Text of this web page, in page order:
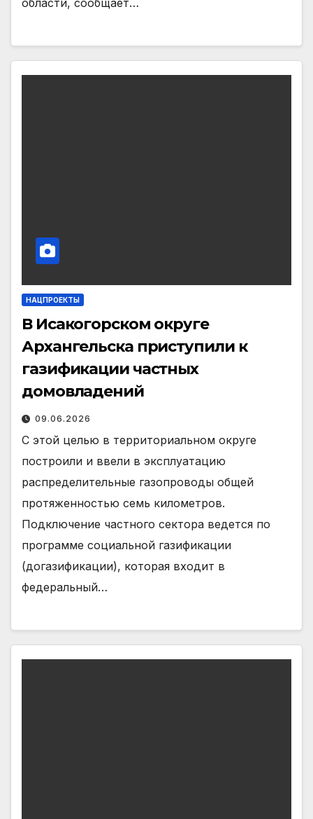
НАЦПРОЕКТЫ
В Исакогорском округе
Архангельска приступили к
газификации частных
домовладений
09.06.2026
С этой целью в территориальном округе
построили и ввели в эксплуатацию
распределительные газопроводы общей
протяженностью семь километров.
Подключение частного сектора ведется по
программе социальной газификации
(догазификации), которая входит в
федеральный…